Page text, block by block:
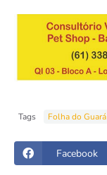
Tags Folha do Guará
Facebook